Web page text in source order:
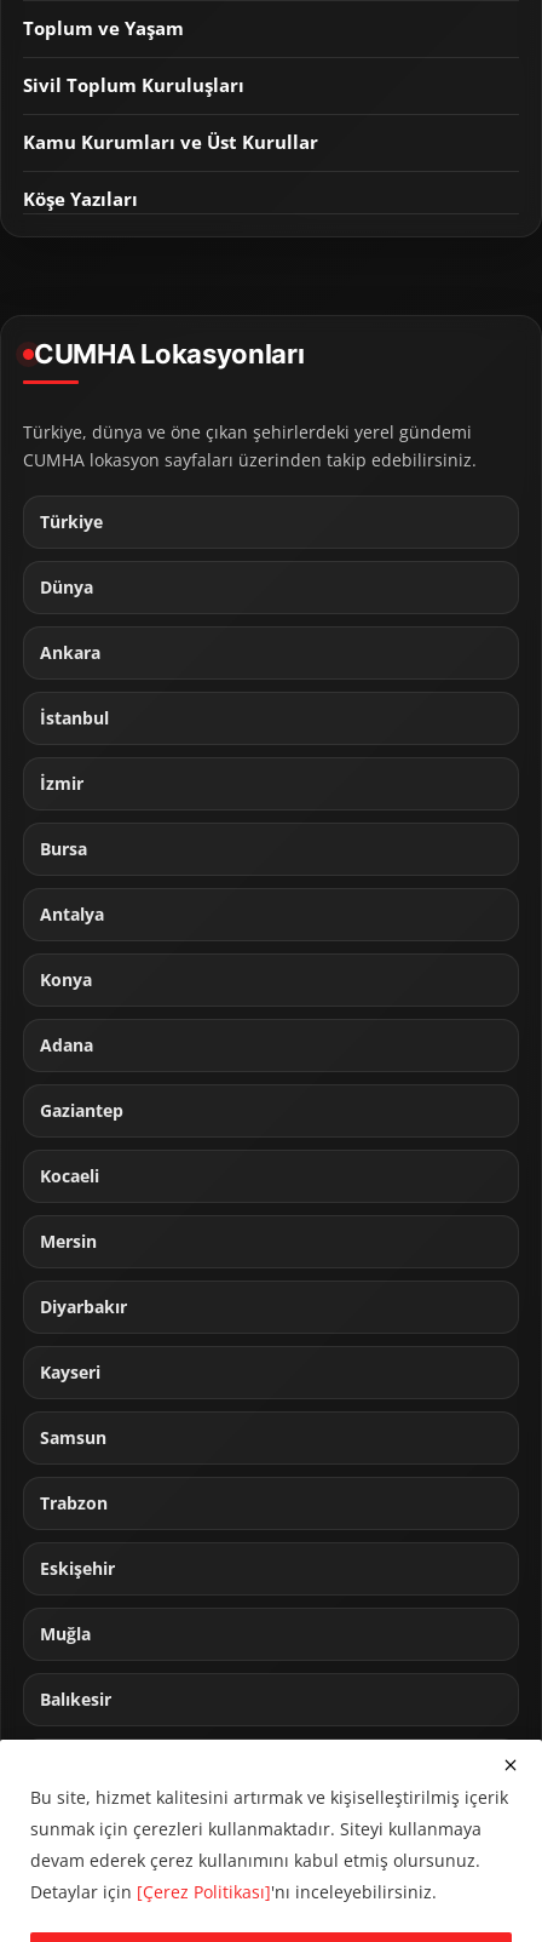
Toplum ve Yaşam
Sivil Toplum Kuruluşları
Kamu Kurumları ve Üst Kurullar
Köşe Yazıları
CUMHA Lokasyonları
Türkiye, dünya ve öne çıkan şehirlerdeki yerel gündemi
CUMHA lokasyon sayfaları üzerinden takip edebilirsiniz.
Türkiye
Dünya
Ankara
İstanbul
İzmir
Bursa
Antalya
Konya
Adana
Gaziantep
Kocaeli
Mersin
Diyarbakır
Kayseri
Samsun
Trabzon
Eskişehir
Muğla
Balıkesir
Bu site, hizmet kalitesini artırmak ve kişiselleştirilmiş içerik
sunmak için çerezleri kullanmaktadır. Siteyi kullanmaya
devam ederek çerez kullanımını kabul etmiş olursunuz.
Detaylar için [Çerez Politikası]'nı inceleyebilirsiniz.